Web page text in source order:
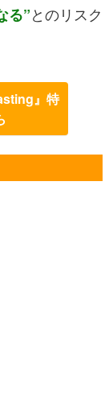
る”とのリスク
』特